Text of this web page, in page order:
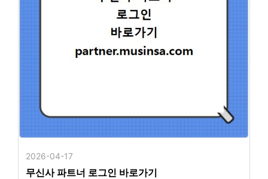
2026-04-17
무신사 파트너 로그인 바로가기